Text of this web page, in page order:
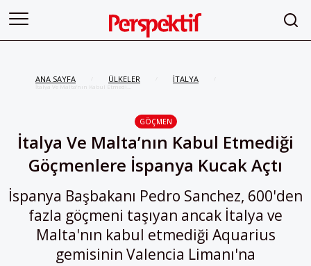
ANA SAYFA ÜLKELER İTALYA
İtalya Ve Malta’nın Kabul Etmediği
GÖÇMEN
İtalya Ve Malta’nın Kabul Etmediği
Göçmenlere İspanya Kucak Açtı
İspanya Başbakanı Pedro Sanchez, 600'den
fazla göçmeni taşıyan ancak İtalya ve
Malta'nın kabul etmediği Aquarius
gemisinin Valencia Limanı'na